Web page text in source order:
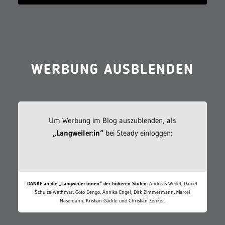
WERBUNG AUSBLENDEN
Um Werbung im Blog auszublenden, als
„Langweiler:in“bei Steady einloggen:
DANKE an die „Langweiler:innen“ der höheren Stufen: Andreas Wedel, Daniel
Schulze-Wethmar, Goto Dengo, Annika Engel, Dirk Zimmermann, Marcel
Nasemann, Kristian Gäckle und Christian Zenker.